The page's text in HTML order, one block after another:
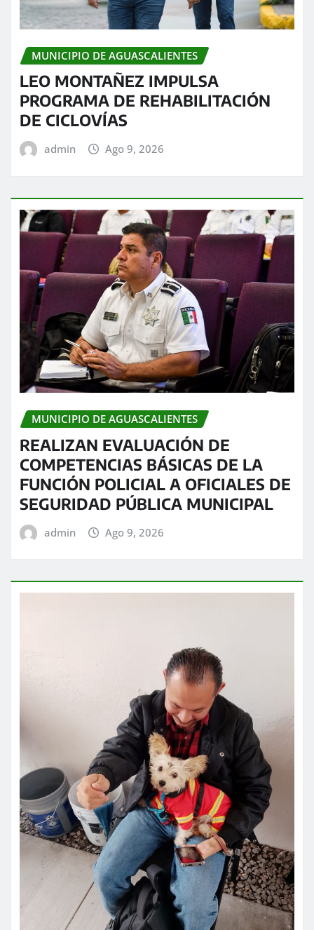
MUNICIPIO DE AGUASCALIENTES
LEO MONTAÑEZ IMPULSA
PROGRAMA DE REHABILITACIÓN
DE CICLOVÍAS
admin Ago 9, 2026
MUNICIPIO DE AGUASCALIENTES
REALIZAN EVALUACIÓN DE
COMPETENCIAS BÁSICAS DE LA
FUNCIÓN POLICIAL A OFICIALES DE
SEGURIDAD PÚBLICA MUNICIPAL
admin Ago 9, 2026